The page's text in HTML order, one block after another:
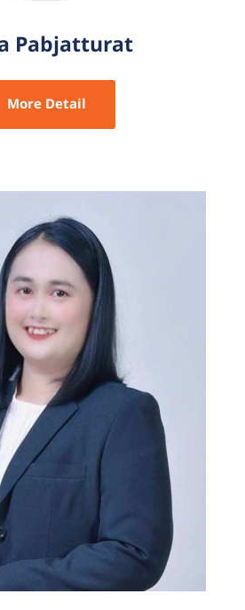
Pabjatturat
More Detail